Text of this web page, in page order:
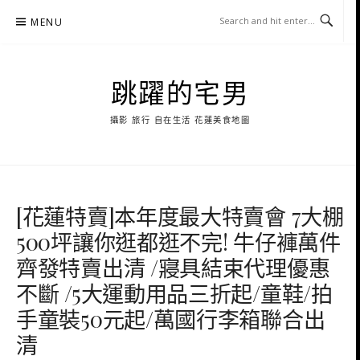
MENU
跳躍的宅男
攝影 旅行 自在生活 花蓮美食地圖
[花蓮特賣]本年度最大特賣會 7大棚
500坪讓你逛都逛不完! 牛仔褲萬件
齊發特賣出清 /寢具結束代理優惠
不斷 /5大運動用品三折起/童鞋/拍
手童裝50元起/萬國行李箱聯合出
清